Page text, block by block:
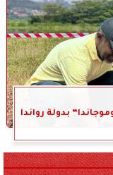
بدولة رواندا